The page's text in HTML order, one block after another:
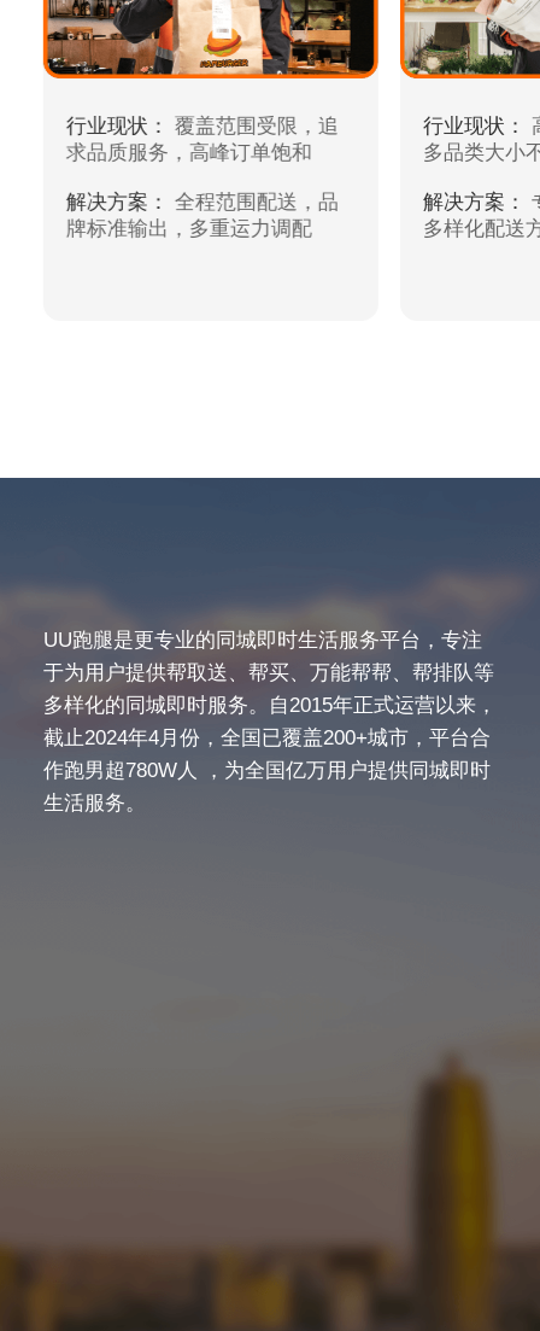
行业现状：
覆盖范围受限，追
求品质服务，高峰订单饱和
解决方案：
全程范围配送，品
牌标准输出，多重运力调配
行业现状：
多品类大小
解决方案：
多样化配送
UU跑腿是更专业的同城即时生活服务平台，专注
于为用户提供帮取送、帮买、万能帮帮、帮排队等
多样化的同城即时服务。自2015年正式运营以来，
截止2024年4月份，全国已覆盖200+城市，平台合
作跑男超780W人 ，为全国亿万用户提供同城即时
生活服务。